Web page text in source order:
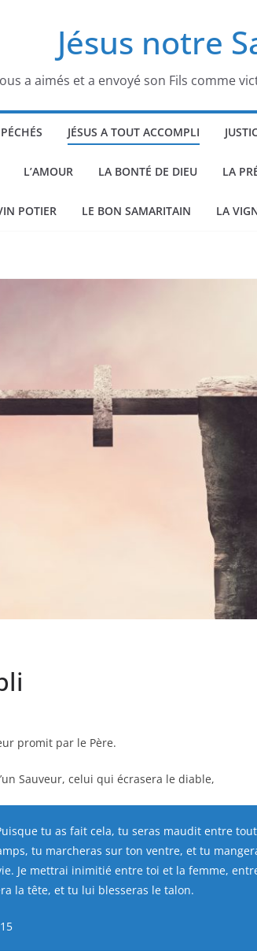
Jésus notre
a aimés et a envoyé son Fils comme
JÉSUS A TOUT ACCOMPLI
L’AMOUR LA BONTÉ DE DIEU LA
POTIER LE BON SAMARITAIN LA
promit par le Père.
Sauveur, celui qui écrasera le diable,
tu as fait cela, tu seras maudit entre
tu marcheras sur ton ventre, et tu
Je mettrai inimitié entre toi et la femme,
la tête, et tu lui blesseras le talon.